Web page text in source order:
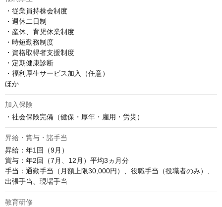
・従業員持株会制度
・週休二日制
・産休、育児休業制度
・時短勤務制度
・資格取得者支援制度
・定期健康診断
・福利厚生サービス加入（任意）
ほか
加入保険
・社会保険完備（健保・厚年・雇用・労災）
昇給・賞与・諸手当
昇給：年1回（9月）
賞与：年2回（7月、12月）平均3ヵ月分
手当：通勤手当（月額上限30,000円）、役職手当（役職者のみ）、
出張手当、現場手当
教育研修